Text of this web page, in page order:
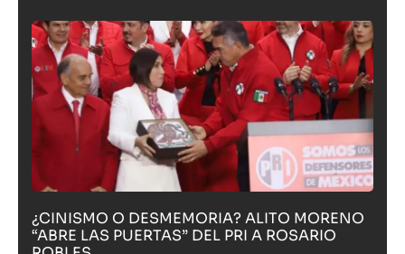
¿CINISMO O DESMEMORIA? ALITO MORENO
“ABRE LAS PUERTAS” DEL PRI A ROSARIO